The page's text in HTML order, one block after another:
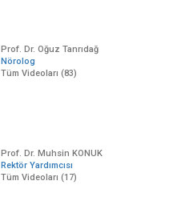
Prof. Dr. Oğuz Tanrıdağ
Nörolog
Tüm Videoları (83)
Prof. Dr. Muhsin KONUK
Rektör Yardımcısı
Tüm Videoları (17)